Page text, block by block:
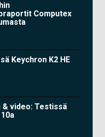
Computex
Keychron K2 HE
video: Testissä